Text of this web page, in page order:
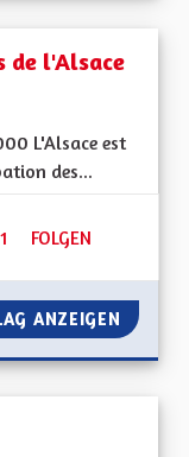
de l'Alsace
L'Alsace est
des...
51 FOLLOWER
FOLGEN
QUELLES SERONT
ANZEIGEN